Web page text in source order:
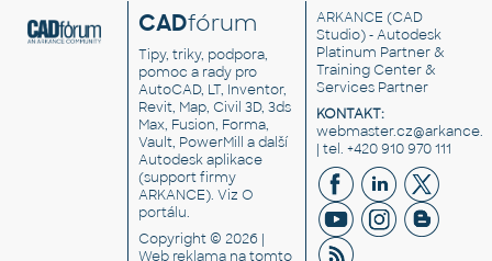
CADfórum
Tipy, triky, podpora,
pomoc a rady pro
AutoCAD, LT, Inventor,
Revit, Map, Civil 3D, 3ds
Max, Fusion, Forma,
Vault, PowerMill a další
Autodesk aplikace
(support firmy
ARKANCE). VizO
portálu.
Copyright © 2026 |
Web reklama na tomto
ARKANCE (CAD
Studio) - Autodesk
Platinum Partner &
Training Center &
Services Partner
KONTAKT:
| tel. +420 910 970 111